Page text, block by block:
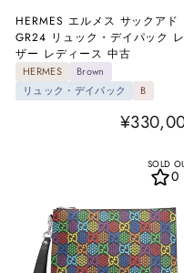
HERMES エルメス サックアド
GR24 リュック・デイパック レ
ザー レディース 中古
HERMES
Brown
リュック・デイパック
B
SOLD
0